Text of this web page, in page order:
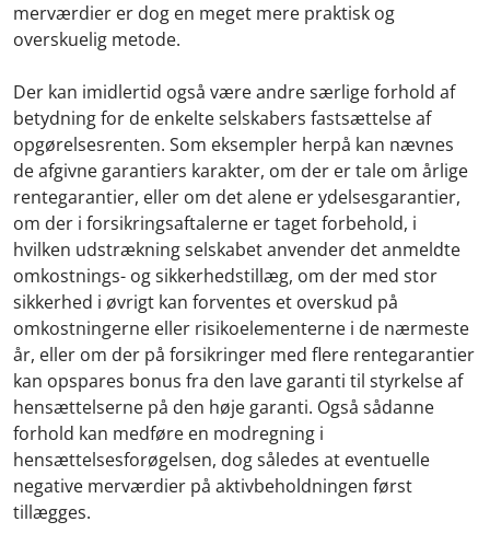
merværdier er dog en meget mere praktisk og
overskuelig metode.
Der kan imidlertid også være andre særlige forhold af
betydning for de enkelte selskabers fastsættelse af
opgørelsesrenten. Som eksempler herpå kan nævnes
de afgivne garantiers karakter, om der er tale om årlige
rentegarantier, eller om det alene er ydelsesgarantier,
om der i forsikringsaftalerne er taget forbehold, i
hvilken udstrækning selskabet anvender det anmeldte
omkostnings- og sikkerhedstillæg, om der med stor
sikkerhed i øvrigt kan forventes et overskud på
omkostningerne eller risikoelementerne i de nærmeste
år, eller om der på forsikringer med flere rentegarantier
kan opspares bonus fra den lave garanti til styrkelse af
hensættelserne på den høje garanti. Også sådanne
forhold kan medføre en modregning i
hensættelsesforøgelsen, dog således at eventuelle
negative merværdier på aktivbeholdningen først
tillægges.